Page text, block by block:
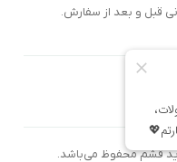
قبل و بعد از سفارش.
قشم محفوظ می‌باشد.